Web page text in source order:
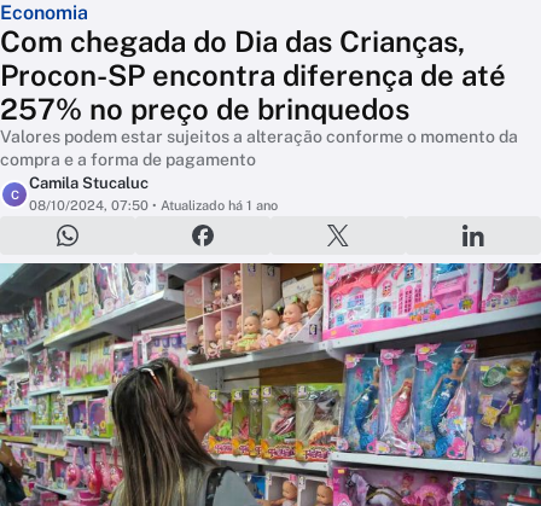
Economia
Com chegada do Dia das Crianças,
Procon-SP encontra diferença de até
257% no preço de brinquedos
Valores podem estar sujeitos a alteração conforme o momento da
compra e a forma de pagamento
C
Camila Stucaluc
08/10/2024, 07:50 • Atualizado há 1 ano